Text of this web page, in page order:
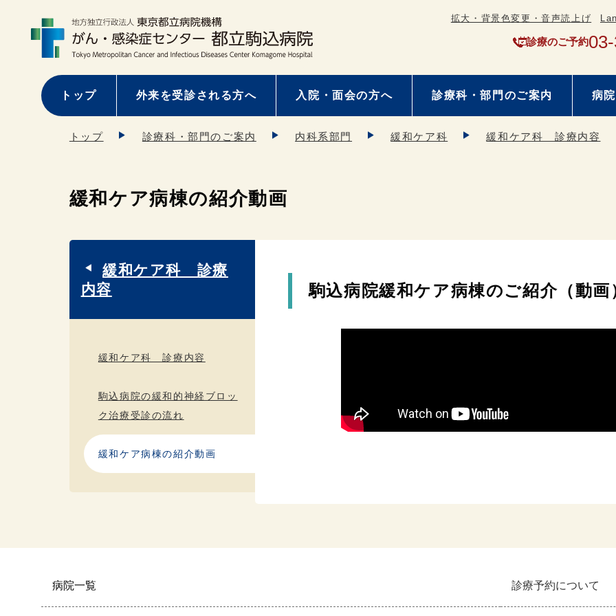
拡大・背景色変更・音声読上げ
診療のご予約
トップ 外来を受診される方へ 入院・面会の方へ 診療科・部門のご案内 病
トップ 診療科・部門のご案内 内科系部門 緩和ケア科 緩和ケア科 診療内容
緩和ケア病棟の紹介動画
駒込病院緩和ケア病棟のご紹介（動画
緩和ケア科 診療
内容
緩和ケア科 診療内容
駒込病院の緩和的神経ブロッ
ク治療受診の流れ
緩和ケア病棟の紹介動画
病院一覧 診療予約について